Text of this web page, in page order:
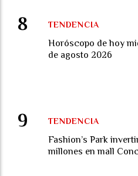
Horóscopo de hoy
de agosto 2026
TENDENCIA
Fashion’s Park
millones en mall
TENDENCIA